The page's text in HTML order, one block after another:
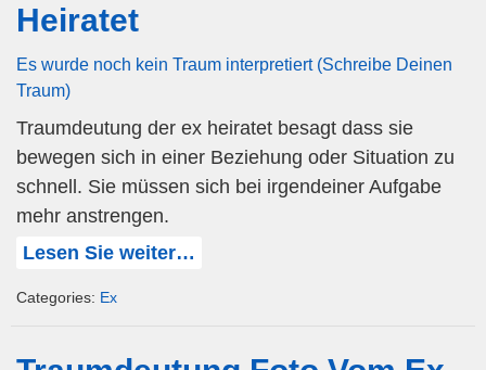
Heiratet
Es wurde noch kein Traum interpretiert (Schreibe Deinen
Traum)
Traumdeutung der ex heiratet besagt dass sie
bewegen sich in einer Beziehung oder Situation zu
schnell. Sie müssen sich bei irgendeiner Aufgabe
mehr anstrengen.
Lesen Sie weiter…
Categories: Ex